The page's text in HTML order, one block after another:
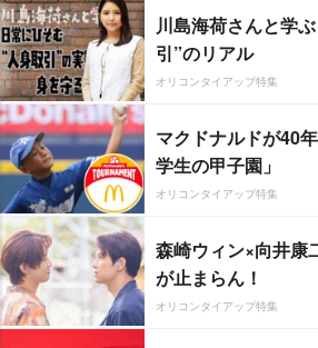
川島海荷さんと学
引”のリアル
オリコンタイアップ特集
マクドナルドが40
学生の甲子園」
オリコンタイアップ特集
森崎ウィン×向井康
が止まらん！
オリコンタイアップ特集